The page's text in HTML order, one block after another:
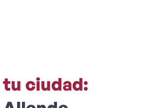
ciudad: